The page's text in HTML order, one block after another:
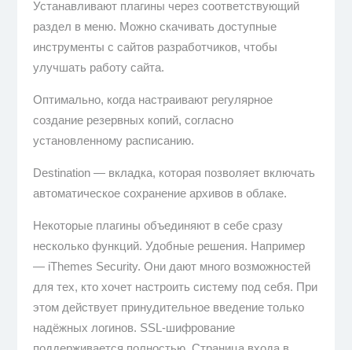
Устанавливают плагины через соответствующий
раздел в меню. Можно скачивать доступные
инструменты с сайтов разработчиков, чтобы
улучшать работу сайта.
Оптимально, когда настраивают регулярное
создание резервных копий, согласно
установленному расписанию.
Destination — вкладка, которая позволяет включать
автоматическое сохранение архивов в облаке.
Некоторые плагины объединяют в себе сразу
несколько функций. Удобные решения. Например
— iThemes Security. Они дают много возможностей
для тех, кто хочет настроить систему под себя. При
этом действует принудительное введение только
надёжных логинов. SSL-шифрование